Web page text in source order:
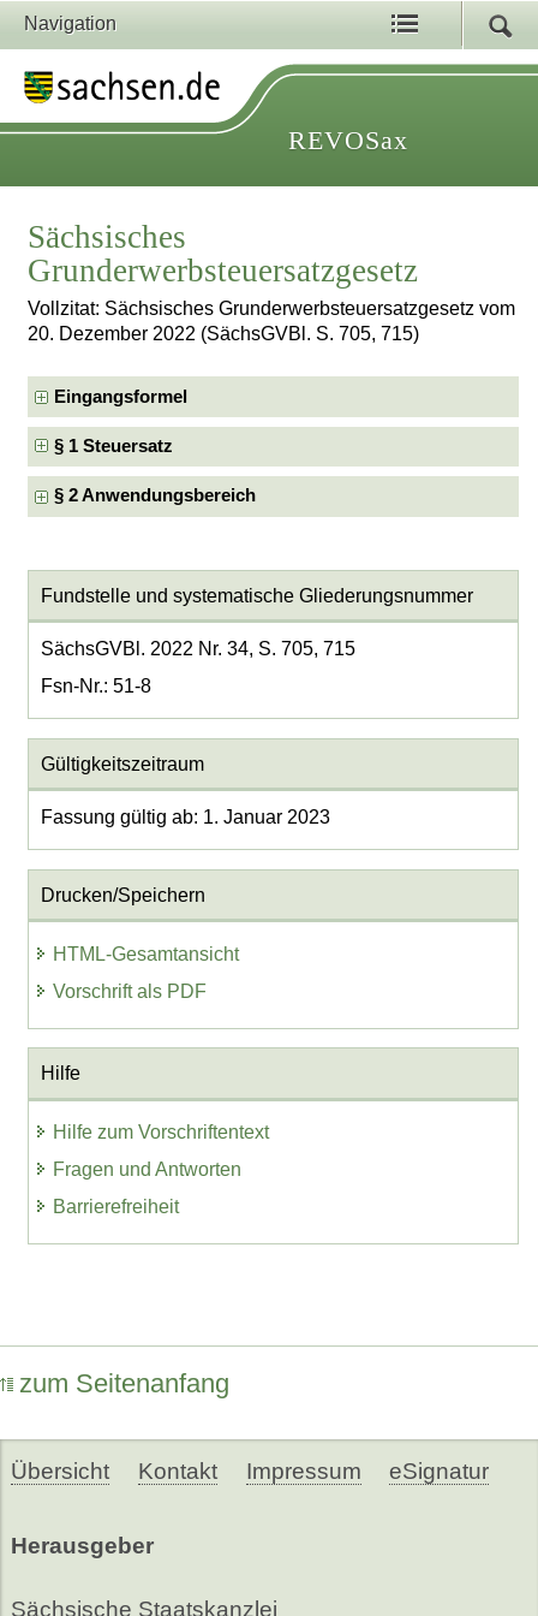
Navigation
REVOSax
Sächsisches
Grunderwerbsteuersatzgesetz
Vollzitat: Sächsisches Grunderwerbsteuersatzgesetz vom
20. Dezember 2022 (SächsGVBl. S. 705, 715)
Eingangsformel
§ 1 Steuersatz
§ 2 Anwendungsbereich
Fundstelle und systematische Gliederungsnummer
SächsGVBl. 2022 Nr. 34, S. 705, 715
Fsn-Nr.: 51-8
Gültigkeitszeitraum
Fassung gültig ab: 1. Januar 2023
Drucken/Speichern
HTML-Gesamtansicht
Vorschrift als PDF
Hilfe
Hilfe zum Vorschriftentext
Fragen und Antworten
Barrierefreiheit
zum Seitenanfang
Übersicht Kontakt Impressum eSignatur
Herausgeber
Sächsische Staatskanzlei